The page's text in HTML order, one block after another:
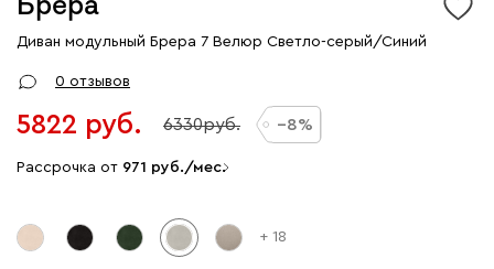
Диван модульный Брера 7 Велюр Светло-серый/Синий
0 отзывов
5822 6330 8
Рассрочка от 971 /мес.
+ 18